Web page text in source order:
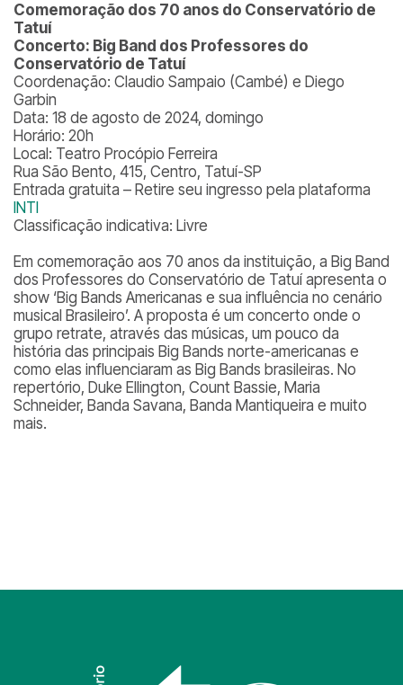
Comemoração dos 70 anos do Conservatório de
Tatuí
Concerto: Big Band dos Professores do
Conservatório de Tatuí
Coordenação: Claudio Sampaio (Cambé) e Diego
Garbin
Data: 18 de agosto de 2024, domingo
Horário: 20h
Local: Teatro Procópio Ferreira
Rua São Bento, 415, Centro, Tatuí-SP
Entrada gratuita – Retire seu ingresso pela plataforma
INTI
Classificação indicativa: Livre
Em comemoração aos 70 anos da instituição, a Big Band
dos Professores do Conservatório de Tatuí apresenta o
show ‘Big Bands Americanas e sua influência no cenário
musical Brasileiro’. A proposta é um concerto onde o
grupo retrate, através das músicas, um pouco da
história das principais Big Bands norte-americanas e
como elas influenciaram as Big Bands brasileiras. No
repertório, Duke Ellington, Count Bassie, Maria
Schneider, Banda Savana, Banda Mantiqueira e muito
mais.